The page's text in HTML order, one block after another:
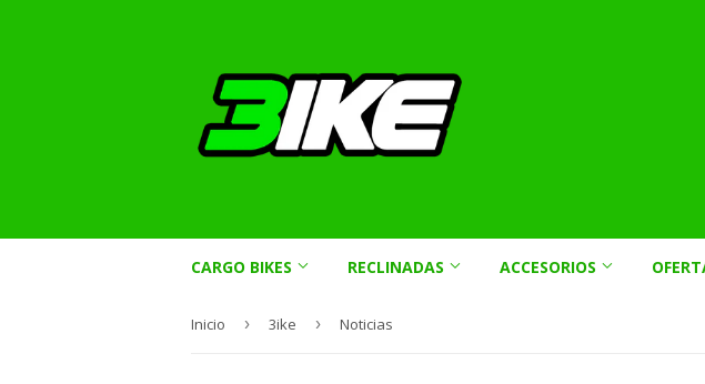
CARGO BIKES RECLINADAS ACCESORIOS
Inicio › 3ike › Noticias